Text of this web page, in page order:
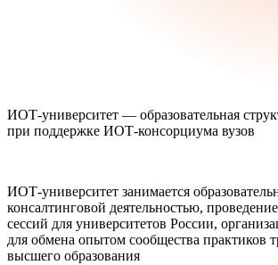
ИОТ-университет — образовательная
при поддержке ИОТ-консорциума вузов
ИОТ-университет занимается
консалтинговой деятельностью,
сессий для университетов России,
для обмена опытом сообщества практиков
высшего образования